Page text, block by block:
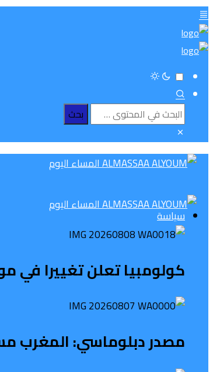
سياسة
كولومبيا تعلن تغييرا في
مصدر دبلوماسي: المغرب